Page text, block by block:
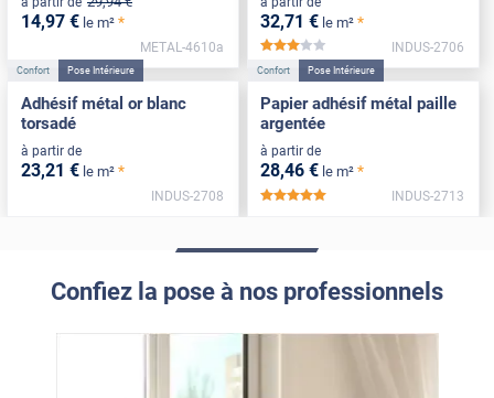
14,97 € le m² *
METAL-4610a
32,71 € le m² *
*****
INDUS-2706
Confort Pose Intérieure
Adhésif métal or blanc
torsadé
à partir de
23,21 € le m² *
INDUS-2708
Confort Pose Intérieure
Papier adhésif métal paille
argentée
à partir de
28,46 € le m² *
INDUS-2713
Confiez la pose à nos professionnels